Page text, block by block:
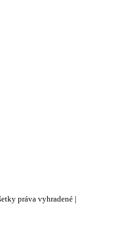
práva vyhradené |